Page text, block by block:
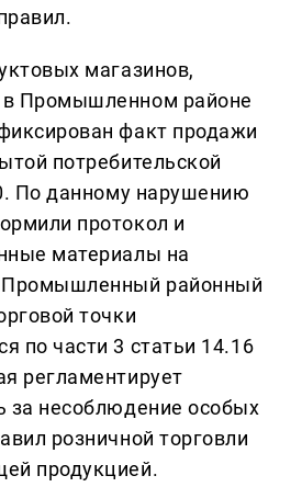
магазинов,
Промышленном районе
факт продажи
потребительской
По данному нарушению
протокол и
материалы на
Промышленный районный
точки
по части 3 статьи 14.16
регламентирует
за несоблюдение особых
розничной торговли
продукцией.